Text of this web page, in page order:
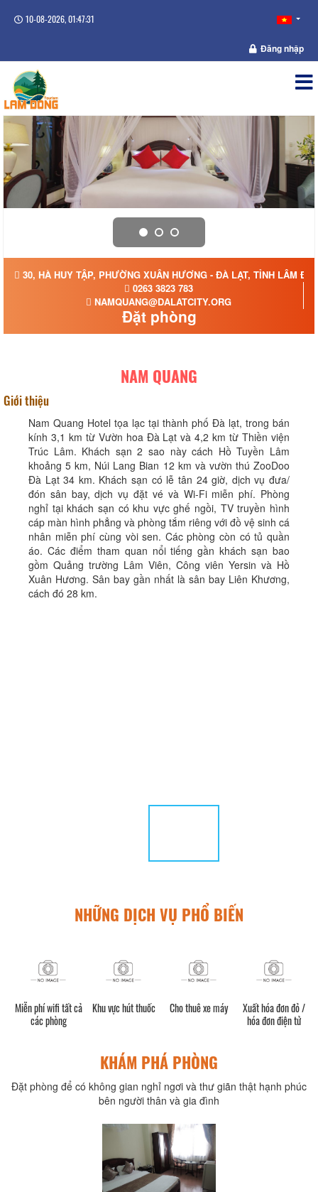
10-08-2026, 01:47:31
Đăng nhập
30, HÀ HUY TẬP, PHƯỜNG XUÂN HƯƠNG - ĐÀ LẠT, TỈNH LÂM
0263 3823 783
NAMQUANG@DALATCITY.ORG
Đặt phòng
NAM QUANG
Giới thiệu
Nam Quang Hotel tọa lạc tại thành phố Đà lạt, trong bán
kính 3,1 km từ Vườn hoa Đà Lạt và 4,2 km từ Thiền viện
Trúc Lâm. Khách sạn 2 sao này cách Hồ Tuyền Lâm
khoảng 5 km, Núi Lang Bian 12 km và vườn thú ZooDoo
Đà Lạt 34 km. Khách sạn có lễ tân 24 giờ, dịch vụ đưa/
đón sân bay, dịch vụ đặt vé và Wi-Fi miễn phí. Phòng
nghỉ tại khách sạn có khu vực ghế ngồi, TV truyền hình
cáp màn hình phẳng và phòng tắm riêng với đồ vệ sinh cá
nhân miễn phí cùng vòi sen. Các phòng còn có tủ quần
áo. Các điểm tham quan nổi tiếng gần khách sạn bao
gồm Quảng trường Lâm Viên, Công viên Yersin và Hồ
Xuân Hương. Sân bay gần nhất là sân bay Liên Khương,
cách đó 28 km.
NHỮNG DỊCH VỤ PHỔ BIẾN
Miễn phí wifi tất cả
các phòng
Khu vực hút thuốc Cho thuê xe máy
Xuất hóa đơn đỏ /
hóa đơn điện tử
KHÁM PHÁ PHÒNG
Đặt phòng để có không gian nghỉ ngơi và thư giãn thật hạnh phúc
bên người thân và gia đình